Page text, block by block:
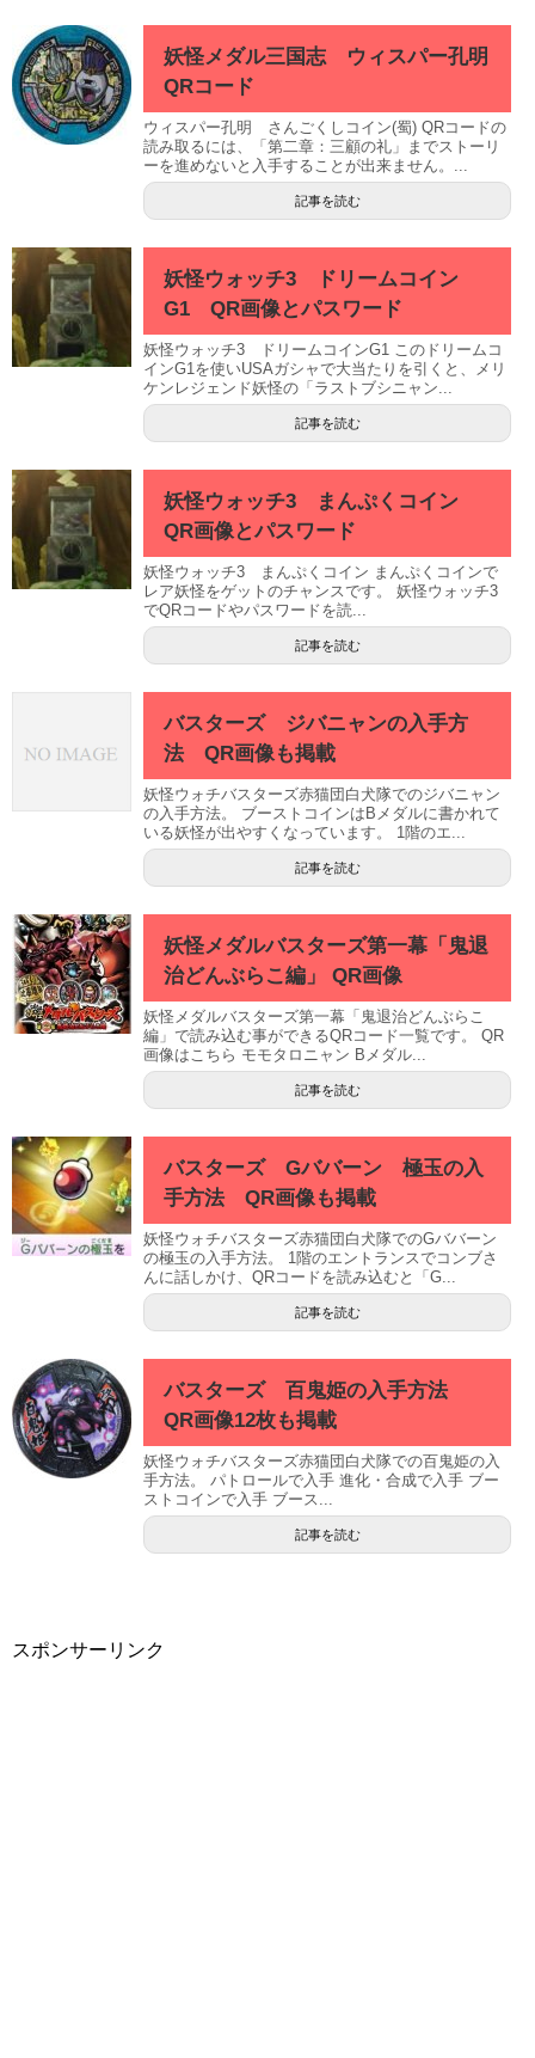
妖怪メダル三国志 ウィスパー孔明
QRコード
ウィスパー孔明 さんごくしコイン(蜀) QRコードの
読み取るには、「第二章：三顧の礼」までストーリ
ーを進めないと入手することが出来ません。...
記事を読む
妖怪ウォッチ3 ドリームコイン
G1 QR画像とパスワード
妖怪ウォッチ3 ドリームコインG1 このドリームコ
インG1を使いUSAガシャで大当たりを引くと、メリ
ケンレジェンド妖怪の「ラストブシニャン...
記事を読む
妖怪ウォッチ3 まんぷくコイン
QR画像とパスワード
妖怪ウォッチ3 まんぷくコイン まんぷくコインで
レア妖怪をゲットのチャンスです。 妖怪ウォッチ3
でQRコードやパスワードを読...
記事を読む
バスターズ ジバニャンの入手方
法 QR画像も掲載
妖怪ウォチバスターズ赤猫団白犬隊でのジバニャン
の入手方法。 ブーストコインはBメダルに書かれて
いる妖怪が出やすくなっています。 1階のエ...
記事を読む
妖怪メダルバスターズ第一幕「鬼退
治どんぶらこ編」 QR画像
妖怪メダルバスターズ第一幕「鬼退治どんぶらこ
編」で読み込む事ができるQRコード一覧です。 QR
画像はこちら モモタロニャン Bメダル...
記事を読む
バスターズ Gババーン 極玉の入
手方法 QR画像も掲載
妖怪ウォチバスターズ赤猫団白犬隊でのGババーン
の極玉の入手方法。 1階のエントランスでコンブさ
んに話しかけ、QRコードを読み込むと「G...
記事を読む
バスターズ 百鬼姫の入手方法
QR画像12枚も掲載
妖怪ウォチバスターズ赤猫団白犬隊での百鬼姫の入
手方法。 パトロールで入手 進化・合成で入手 ブー
ストコインで入手 ブース...
記事を読む
スポンサーリンク